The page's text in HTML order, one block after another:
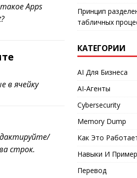
Apps
в ячейку
строк.
Принцип
табличных
КАТЕГОРИИ
AI Для Бизнеса
AI-Агенты
Cybersecurity
Memory Dump
Как Это
Навыки И
Перевод